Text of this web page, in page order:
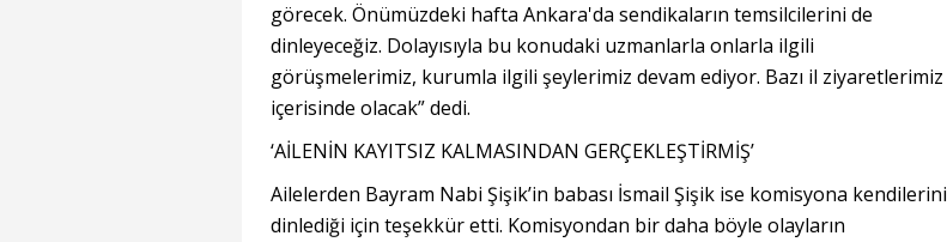
görecek. Önümüzdeki hafta Ankara'da sendikaların temsilcilerini de
dinleyeceğiz. Dolayısıyla bu konudaki uzmanlarla onlarla ilgili
görüşmelerimiz, kurumla ilgili şeylerimiz devam ediyor. Bazı il ziyaretlerimiz
içerisinde olacak” dedi.
‘AİLENİN KAYITSIZ KALMASINDAN GERÇEKLEŞTİRMİŞ’
Ailelerden Bayram Nabi Şişik’in babası İsmail Şişik ise komisyona kendilerini
dinlediği için teşekkür etti. Komisyondan bir daha böyle olayların